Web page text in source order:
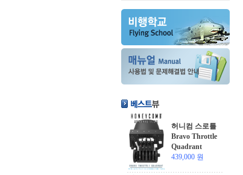
허니컴 스로틀
Bravo Throttle
Quadrant
439,000 원